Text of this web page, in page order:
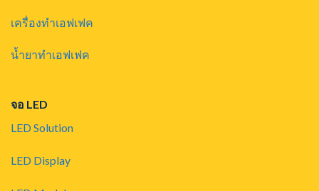
เครื่องทำเอฟเฟค
น้ำยาทำเอฟเฟค
จอ LED
LED Solution
LED Display